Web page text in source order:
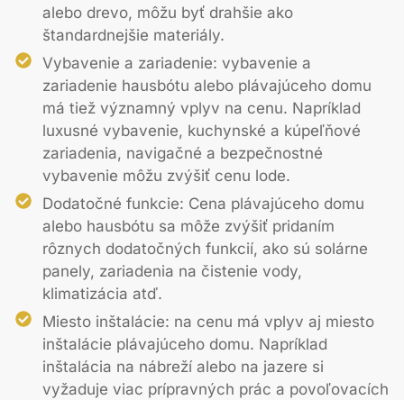
alebo drevo, môžu byť drahšie ako
štandardnejšie materiály.
Vybavenie a zariadenie: vybavenie a
zariadenie hausbótu alebo plávajúceho domu
má tiež významný vplyv na cenu. Napríklad
luxusné vybavenie, kuchynské a kúpeľňové
zariadenia, navigačné a bezpečnostné
vybavenie môžu zvýšiť cenu lode.
Dodatočné funkcie: Cena plávajúceho domu
alebo hausbótu sa môže zvýšiť pridaním
rôznych dodatočných funkcií, ako sú solárne
panely, zariadenia na čistenie vody,
klimatizácia atď.
Miesto inštalácie: na cenu má vplyv aj miesto
inštalácie plávajúceho domu. Napríklad
inštalácia na nábreží alebo na jazere si
vyžaduje viac prípravných prác a povoľovacích